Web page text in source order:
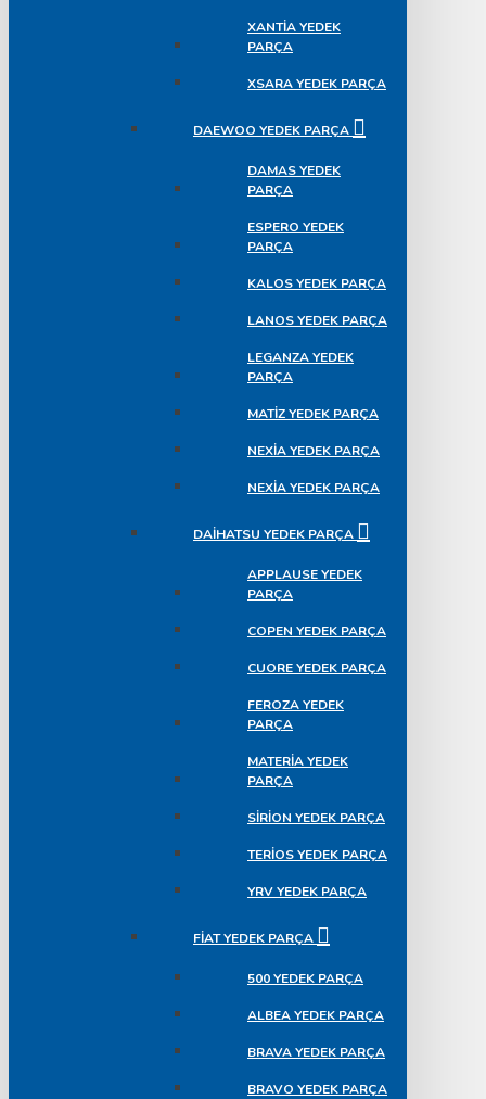
XANTIA YEDEK
PARÇA
XSARA YEDEK PARÇA
DAEWOO YEDEK PARÇA
DAMAS YEDEK
PARÇA
ESPERO YEDEK
PARÇA
KALOS YEDEK PARÇA
LANOS YEDEK PARÇA
LEGANZA YEDEK
PARÇA
MATIZ YEDEK PARÇA
NEXIA YEDEK PARÇA
NEXIA YEDEK PARÇA
DAIHATSU YEDEK PARÇA
APPLAUSE YEDEK
PARÇA
COPEN YEDEK PARÇA
CUORE YEDEK PARÇA
FEROZA YEDEK
PARÇA
MATERIA YEDEK
PARÇA
SIRION YEDEK PARÇA
TERIOS YEDEK PARÇA
YRV YEDEK PARÇA
FIAT YEDEK PARÇA
500 YEDEK PARÇA
ALBEA YEDEK PARÇA
BRAVA YEDEK PARÇA
BRAVO YEDEK PARÇA